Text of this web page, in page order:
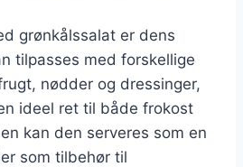
grønkålssalat er dens
tilpasses med forskellige
nødder og dressinger,
ideel ret til både frokost
kan den serveres som en
som tilbehør til